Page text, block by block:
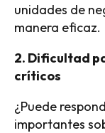
unidades de
manera eficaz.
2. Dificultad
críticos
¿Puede
importantes